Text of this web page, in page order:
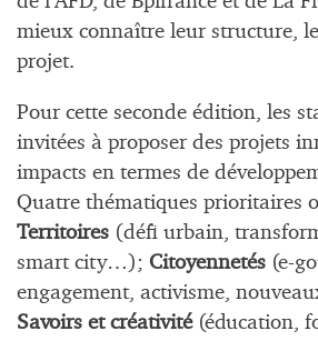
mieux connaître leur structure,
projet.
Pour cette seconde édition, les
invitées à proposer des projets
impacts en termes de
Quatre thématiques prioritaires
Territoires (défi urbain,
smart city…); Citoyennetés (e-
engagement, activisme,
Savoirs et créativité(éducation,